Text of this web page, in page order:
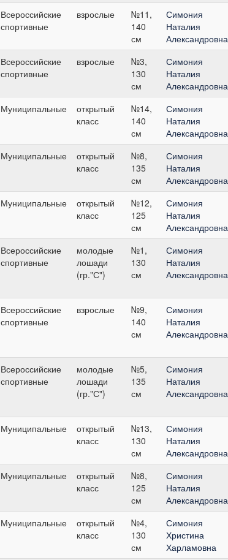
Всероссийские
спортивные
взрослые
№11,
140
см
Симония
Наталия
Александровна
Всероссийские
спортивные
взрослые
№3,
130
см
Симония
Наталия
Александровна
Муниципальные
открытый
класс
№14,
140
см
Симония
Наталия
Александровна
Муниципальные
открытый
класс
№8,
135
см
Симония
Наталия
Александровна
Муниципальные
открытый
класс
№12,
125
см
Симония
Наталия
Александровна
Всероссийские
спортивные
молодые
лошади
(гр."С")
№1,
130
см
Симония
Наталия
Александровна
Всероссийские
спортивные
взрослые
№9,
140
см
Симония
Наталия
Александровна
Всероссийские
спортивные
молодые
лошади
(гр."С")
№5,
135
см
Симония
Наталия
Александровна
Муниципальные
открытый
класс
№13,
130
см
Симония
Наталия
Александровна
Муниципальные
открытый
класс
№8,
125
см
Симония
Наталия
Александровна
Муниципальные
открытый
класс
№4,
130
см
Симония
Христина
Харламовна